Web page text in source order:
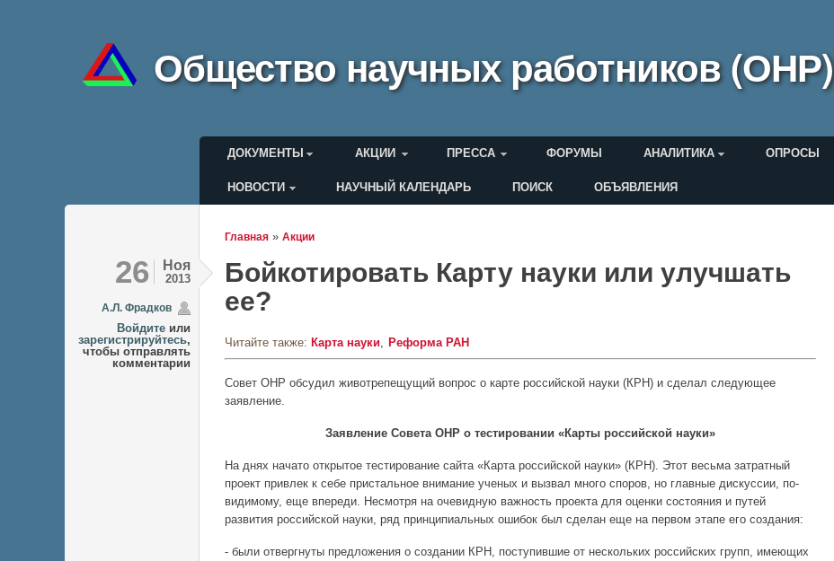
Общество научных работников (ОНР)
Главное меню
ДОКУМЕНТЫ АКЦИИ ПРЕССА ФОРУМЫ АНАЛИТИКА ОПРОСЫ
Меню пользователя
НОВОСТИ НАУЧНЫЙ КАЛЕНДАРЬ ПОИСК ОБЪЯВЛЕНИЯ
Вы здесь
Главная » Акции
26 Ноя
2013
А.Л. Фрадков
Войдите или
зарегистрируйтесь,
чтобы отправлять
комментарии
Бойкотировать Карту науки или улучшать
ее?
Читайте также: Карта науки Реформа РАН
Совет ОНР обсудил животрепещущий вопрос о карте российской науки (КРН) и сделал следующее
заявление.
Заявление Совета ОНР о тестировании «Карты российской науки»
На днях начато открытое тестирование сайта «Карта российской науки» (КРН). Этот весьма затратный
проект привлек к себе пристальное внимание ученых и вызвал много споров, но главные дискуссии, по-
видимому, еще впереди. Несмотря на очевидную важность проекта для оценки состояния и путей
развития российской науки, ряд принципиальных ошибок был сделан еще на первом этапе его создания:
- были отвергнуты предложения о создании КРН, поступившие от нескольких российских групп, имеющих